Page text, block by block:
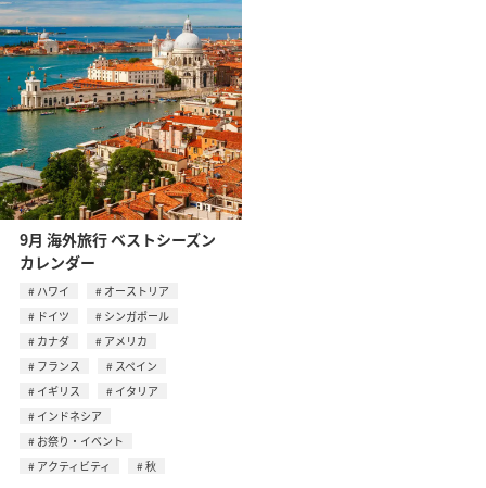
9月 海外旅行 ベストシーズン
カレンダー
ハワイ
オーストリア
ドイツ
シンガポール
カナダ
アメリカ
フランス
スペイン
イギリス
イタリア
インドネシア
お祭り・イベント
アクティビティ
秋